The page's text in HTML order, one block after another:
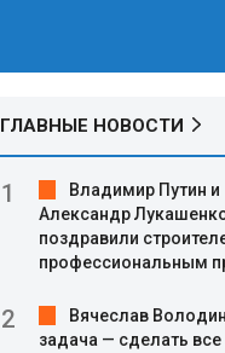
ГЛАВНЫЕ НОВОСТИ
Владимир Путин и
Александр
поздравили
профессиональным
Вячеслав
задача — сделать